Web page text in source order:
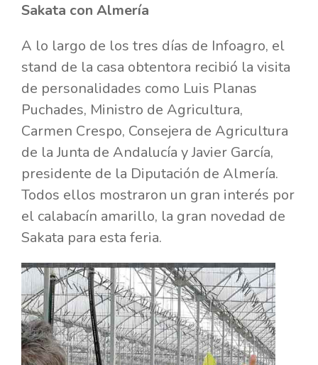
Sakata con Almería
A lo largo de los tres días de Infoagro, el
stand de la casa obtentora recibió la visita
de personalidades como Luis Planas
Puchades, Ministro de Agricultura,
Carmen Crespo, Consejera de Agricultura
de la Junta de Andalucía y Javier García,
presidente de la Diputación de Almería.
Todos ellos mostraron un gran interés por
el calabacín amarillo, la gran novedad de
Sakata para esta feria.